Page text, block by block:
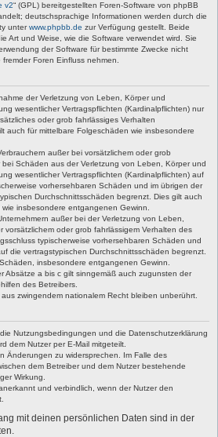
v2“ (GPL) bereitgestellten Foren-Software von phpBB
deutschsprachige Informationen werden durch die
unterwww.phpbb.de zur Verfügung gestellt. Beide
Art und Weise, wie die Software verwendet wird. Sie
der Software für bestimmte Zwecke nicht
Foren Einfluss nehmen.
der Verletzung von Leben, Körper und
wesentlicher Vertragspflichten (Kardinalpflichten) nur
oder grob fahrlässiges Verhalten
auch für mittelbare Folgeschäden wie insbesondere
außer bei vorsätzlichem oder grob
Schäden aus der Verletzung von Leben, Körper und
wesentlicher Vertragspflichten (Kardinalpflichten) auf
vorhersehbaren Schäden und im übrigen der
Durchschnittsschäden begrenzt. Dies gilt auch
insbesondere entgangenen Gewinn.
außer bei der Verletzung von Leben,
vorsätzlichem oder grob fahrlässigem Verhalten des
typischerweise vorhersehbaren Schäden und
die vertragstypischen Durchschnittsschäden begrenzt.
insbesondere entgangenen Gewinn.
Absätze a bis c gilt sinngemäß auch zugunsten der
des Betreibers.
zwingendem nationalem Recht bleiben unberührt.
Nutzungsbedingungen und die Datenschutzerklärung
dem Nutzer per E-Mail mitgeteilt.
Änderungen zu widersprechen. Im Falle des
dem Betreiber und dem Nutzer bestehende
Wirkung.
und verbindlich, wenn der Nutzer den
mit deinen persönlichen Daten sind in der